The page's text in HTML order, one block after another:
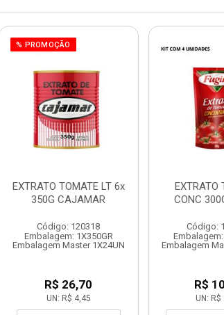
% PROMOÇÃO
EXTRATO TOMATE LT 6x
350G CAJAMAR
Código: 120318
Embalagem: 1X350GR
Embalagem Master 1X24UN
R$ 26,70
UN: R$ 4,45
EXTRATO
CONC
Código:
Embalagem
R$
UN: R$